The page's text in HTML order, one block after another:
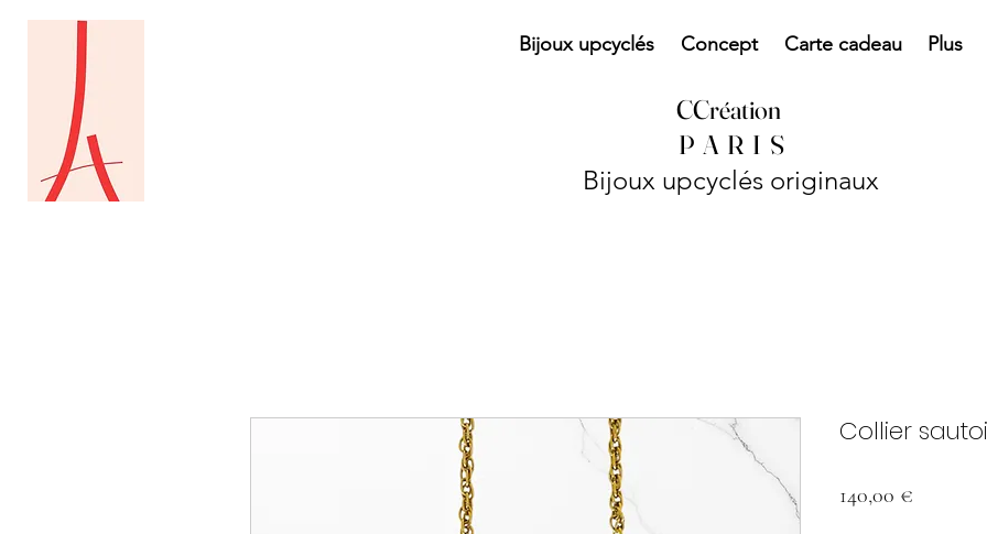
Bijoux upcyclés Concept Carte cadeau Plus
CCréation
P A R I S
Bijoux upcyclés originaux
Collier
140,00 €